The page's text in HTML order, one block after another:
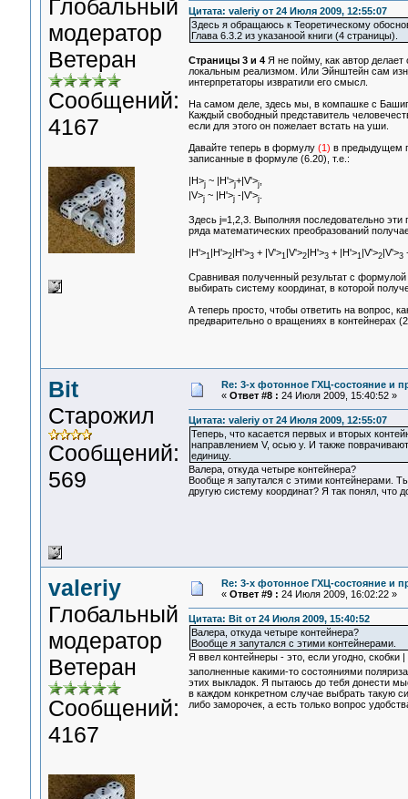
Глобальный
модератор
Ветеран
Сообщений:
4167
Цитата: valeriy от 24 Июля 2009, 12:55:07
Здесь я обращаюсь к Теоретическому
Глава 6.3.2 из указаноой книги (4 страницы).
Страницы 3 и 4Я не пойму, как автор делает
локальным реализмом. Или Эйнштейн сам
интерпретаторы извратили его смысл.
На самом деле, здесь мы, в компашке с
Каждый свободный представитель
если для этого он пожелает встать на уши.
Давайте теперь в формулу (1) в предыдущем
записанные в формуле (6.20), т.е.:
|H>j~ |H'>j+|V'>j,
|V>j~ |H'>j-|V'>j.
Здесь j=1,2,3. Выполняя последовательно
ряда математических преобразований
|H'>1 |H'>2|H'>3+ |V'>1 |V'>2|H'>3+ |H'>1 |V'>2|V'>3
Сравнивая полученный результат с
выбирать систему координат, в которой
А теперь просто, чтобы ответить на вопрос,
предварительно о вращениях в контейнерах
Bit
Старожил
Сообщений:
569
Re: 3-x фотонное ГХЦ-состояние и
« Ответ #8 : 24 Июля 2009, 15:40:52 »
Цитата: valeriy от 24 Июля 2009, 12:55:07
Теперь, что касается первых и вторых
направлением V, осью у. И также
единицу.
Валера, откуда четыре контейнера?
Вообще я запутался с этими контейнерами.
другую систему координат? Я так понял, что
valeriy
Глобальный
модератор
Ветеран
Сообщений:
4167
Re: 3-x фотонное ГХЦ-состояние и
« Ответ #9 : 24 Июля 2009, 16:02:22 »
Цитата: Bit от 24 Июля 2009, 15:40:52
Валера, откуда четыре контейнера?
Вообще я запутался с этими контейнерами.
Я ввел контейнеры - это, если угодно, скобки
заполненные какими-то состояниями
этих выкладок. Я пытаюсь до тебя донести
в каждом конкретном случае выбрать такую
либо заморочек, а есть только вопрос